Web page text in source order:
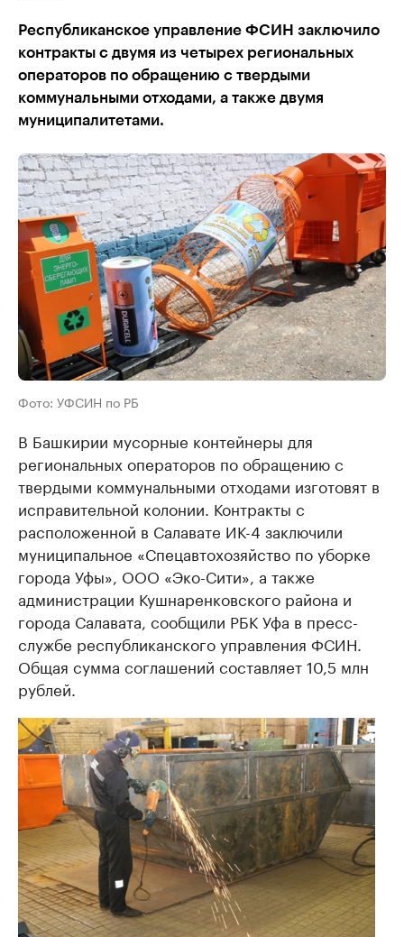
Республиканское управление ФСИН заключило
контракты с двумя из четырех региональных
операторов по обращению с твердыми
коммунальными отходами, а также двумя
муниципалитетами.
Фото: УФСИН по РБ
В Башкирии мусорные контейнеры для
региональных операторов по обращению с
твердыми коммунальными отходами изготовят в
исправительной колонии. Контракты с
расположенной в Салавате ИК-4 заключили
муниципальное «Спецавтохозяйство по уборке
города Уфы», ООО «Эко-Сити», а также
администрации Кушнаренковского района и
города Салавата, сообщили РБК Уфа в пресс-
службе республиканского управления ФСИН.
Общая сумма соглашений составляет 10,5 млн
рублей.